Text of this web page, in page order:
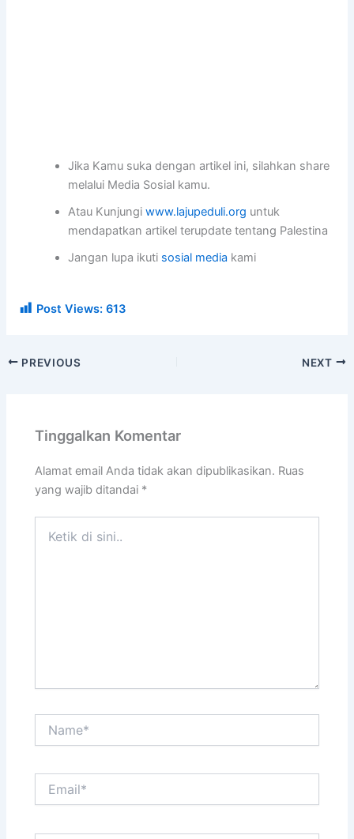
Jika Kamu suka dengan artikel ini, silahkan share
melalui Media Sosial kamu.
Atau Kunjungiwww.lajupeduli.org untuk
mendapatkan artikel terupdate tentang Palestina
Jangan lupa ikuti sosial media kami
Post Views: 613
PREVIOUS NEXT
Tinggalkan Komentar
Alamat email Anda tidak akan dipublikasikan. Ruas
yang wajib ditandai *